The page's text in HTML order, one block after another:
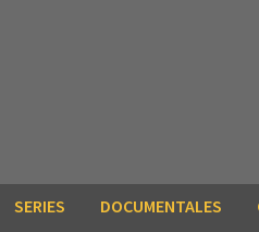
SERIES DOCUMENTALES